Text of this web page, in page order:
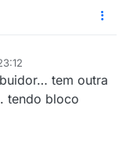
tem outra
tendo bloco